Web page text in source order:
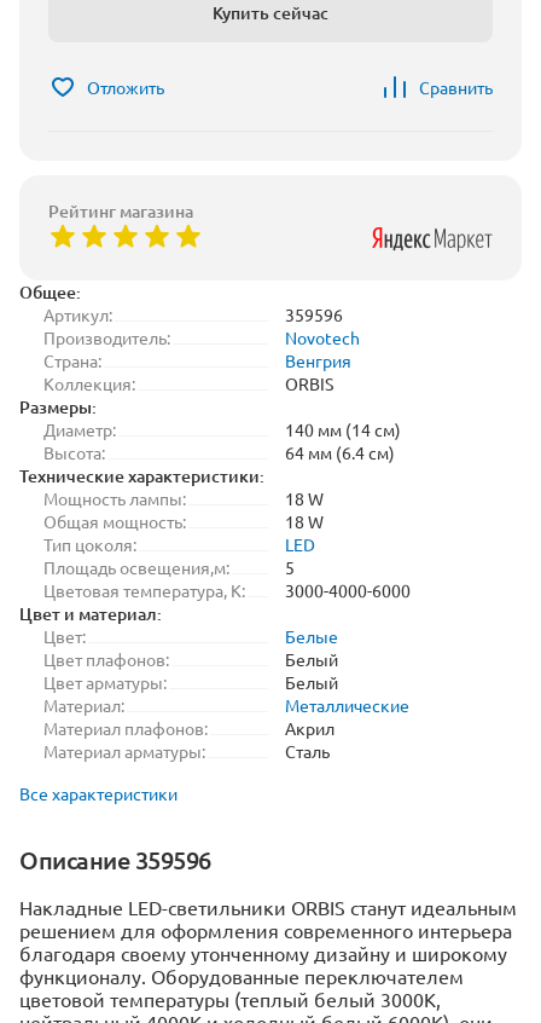
Общее:
Артикул:
359596
Производитель:
Novotech
Страна:
Венгрия
Коллекция:
ORBIS
Размеры:
Диаметр:
140 мм (14 см)
Высота:
64 мм (6.4 см)
Технические характеристики:
Мощность лампы:
18 W
Общая мощность:
18 W
Тип цоколя:
LED
Площадь освещения,м:
5
Цветовая температура, K:
3000-4000-6000
Цвет и материал:
Цвет:
Белые
Цвет плафонов:
Белый
Цвет арматуры:
Белый
Материал:
Металлические
Материал плафонов:
Акрил
Материал арматуры:
Сталь
Все характеристики
Описание 359596
Накладные LED-светильники ORBIS станут идеальным
решением для оформления современного интерьера
благодаря своему утонченному дизайну и широкому
функционалу. Оборудованные переключателем
цветовой температуры (теплый белый 3000K,
Купить сейчас
Отложить Сравнить
Рейтинг магазина